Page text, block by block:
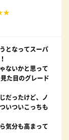
となってスーパ
ないかと思って
た目のグレード
だったけど、ノ
いついこっちも
気分も高まって